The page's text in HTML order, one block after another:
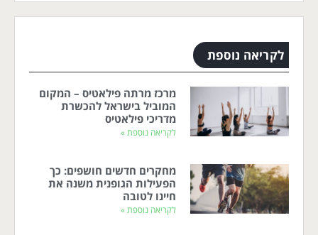
לקריאה נוספת
מרכז מרתה פילאטיס – המקום
המוביל בישראל להכשרת
מדריכי פילאטיס
לקריאה נוספת »
מחקרים חדשים חושפים: כך
הפעילות הגופנית משנה את
חיינו לטובה
לקריאה נוספת »